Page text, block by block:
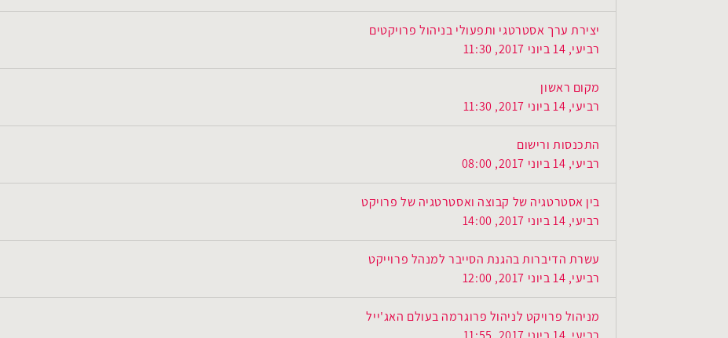
יצירת ערך אסטרטגי ותפעולי בניהול פרויקטים
רביעי, 14 ביוני 2017, 11:30
מקום ראשון
רביעי, 14 ביוני 2017, 11:30
התכנסות ורישום
רביעי, 14 ביוני 2017, 08:00
בין אסטרטגיה של קבוצה ואסטרטגיה של פרויקט
רביעי, 14 ביוני 2017, 14:00
עשרת הדיברות בהגנת הסייבר למנהל פרוייקט
רביעי, 14 ביוני 2017, 12:00
מניהול פרויקט לניהול פרוגרמה בעולם האג'ייל